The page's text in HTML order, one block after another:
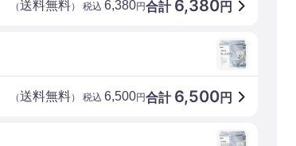
合計 6,380円
（送料無料） 税込 6,380円
合計 6,500円
（送料無料） 税込 6,500円